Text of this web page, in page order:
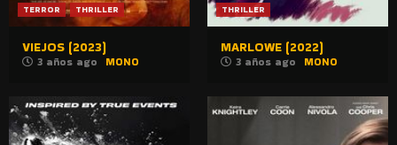
TERROR THRILLER
VIEJOS (2023)
3 años ago MONO
THRILLER
MARLOWE (2022)
3 años ago MONO